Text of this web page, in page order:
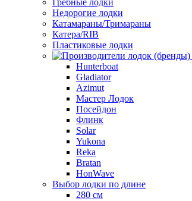
Гребные лодки
Недорогие лодки
Катамараны/Тримараны
Катера/RIB
Пластиковые лодки
Hunterboat
Gladiator
Azimut
Мастер Лодок
Посейдон
Флинк
Solar
Yukona
Reka
Bratan
HonWave
Выбор лодки по длине
280 см